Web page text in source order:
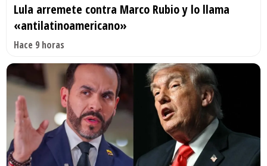
Lula arremete contra Marco Rubio y lo llama
«antilatinoamericano»
Hace 9 horas